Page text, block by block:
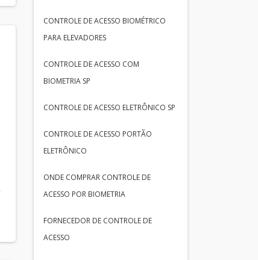
CONTROLE DE ACESSO BIOMÉTRICO
PARA ELEVADORES
CONTROLE DE ACESSO COM
BIOMETRIA SP
CONTROLE DE ACESSO ELETRÔNICO SP
CONTROLE DE ACESSO PORTÃO
ELETRÔNICO
ONDE COMPRAR CONTROLE DE
ACESSO POR BIOMETRIA
FORNECEDOR DE CONTROLE DE
ACESSO